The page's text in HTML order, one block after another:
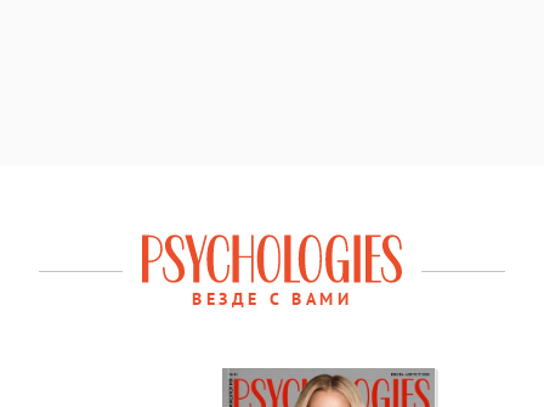
ВЕЗДЕ С ВАМИ